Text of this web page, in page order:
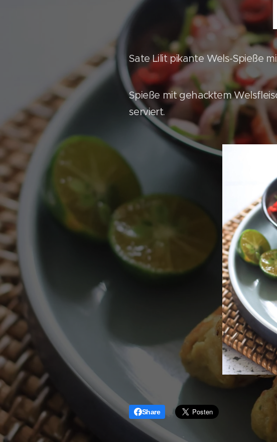
Sate Lilit pikante Wels-Spieße
Spieße mit gehacktem
serviert.
Share